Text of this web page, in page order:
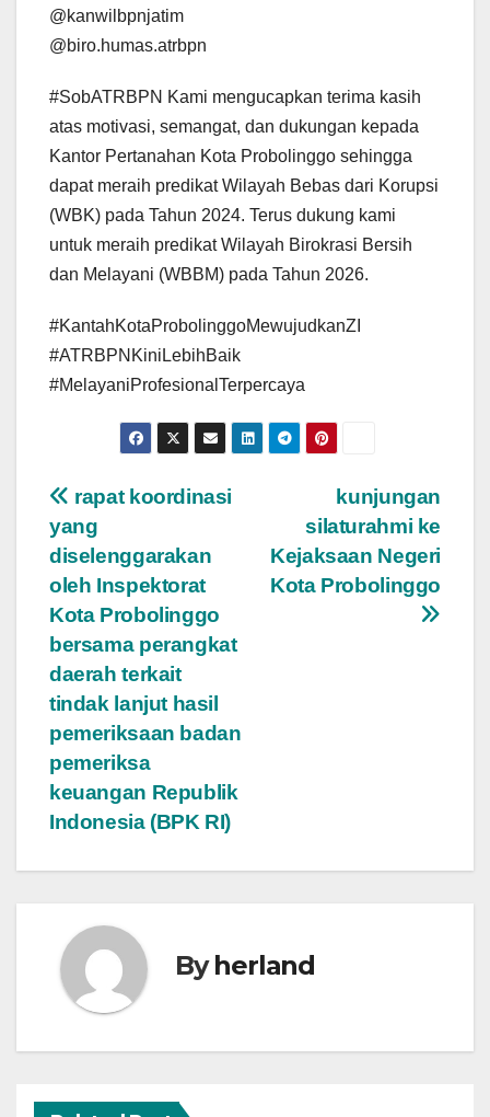
@kanwilbpnjatim
@biro.humas.atrbpn
#SobATRBPN Kami mengucapkan terima kasih
atas motivasi, semangat, dan dukungan kepada
Kantor Pertanahan Kota Probolinggo sehingga
dapat meraih predikat Wilayah Bebas dari Korupsi
(WBK) pada Tahun 2024. Terus dukung kami
untuk meraih predikat Wilayah Birokrasi Bersih
dan Melayani (WBBM) pada Tahun 2026.
#KantahKotaProbolinggoMewujudkanZI
#ATRBPNKiniLebihBaik
#MelayaniProfesionalTerpercaya
Post
navigation
kunjungan
silaturahmi ke
Kejaksaan Negeri
Kota Probolinggo
rapat koordinasi
yang
diselenggarakan
oleh Inspektorat
Kota Probolinggo
bersama perangkat
daerah terkait
tindak lanjut hasil
pemeriksaan badan
pemeriksa
keuangan Republik
Indonesia (BPK RI)
Byherland